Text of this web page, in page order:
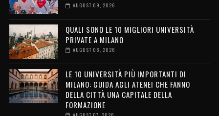
AUGUST 09, 2026
QUALI SONO LE 10 MIGLIORI UNIVERSITÀ
PRIVATE A MILANO
AUGUST 08, 2026
LE 10 UNIVERSITÀ PIÙ IMPORTANTI DI
MILANO: GUIDA AGLI ATENEI CHE FANNO
DELLA CITTÀ UNA CAPITALE DELLA
FORMAZIONE